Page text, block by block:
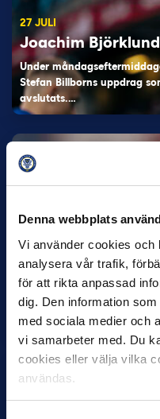
Denna webbplats
Vi använder cookies och
analysera vår trafik,
för att rikta anpassad
dig. Den information
med sociala medier och
vi samarbeter med. Du
cookies eller välja vilka
användas.
27 JULI
Joachim
Under
Stefan Billborns uppdrag
avslutats.…
30 JUNI
Helstrup ny
Inleder mot…